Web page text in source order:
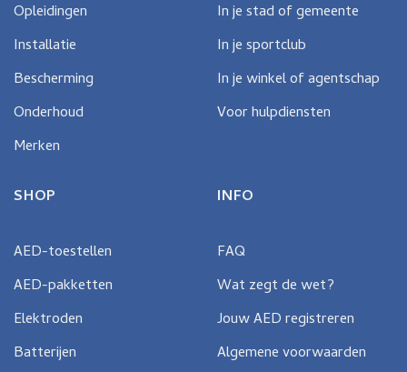
Opleidingen
Installatie
Bescherming
Onderhoud
Merken
In je stad of gemeente
In je sportclub
In je winkel of agentschap
Voor hulpdiensten
SHOP
AED-toestellen
AED-pakketten
Elektroden
Batterijen
INFO
FAQ
Wat zegt de wet?
Jouw AED registreren
Algemene voorwaarden